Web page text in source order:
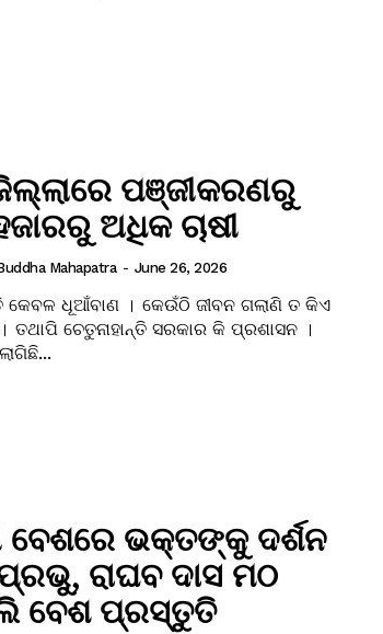
ପଞ୍ଜୀକରଣରୁ
ଅଧିକ ଚାଷୀ
Mahapatra - June 26, 2026
ଧୂଆଁବାଣ । କେଉଁଠି ଜୀବନ ଗଲାଣି ତ କିଏ
ତଥାପି ଚେତୁନାହାନ୍ତି ସରକାର କି ପ୍ରଶାସନ ।
ବେଶରେ ଭକ୍ତଙ୍କୁ ଦର୍ଶନ
ରାଘବ ଦାସ ମଠ
ବେଶ ପ୍ରସ୍ତୁତି